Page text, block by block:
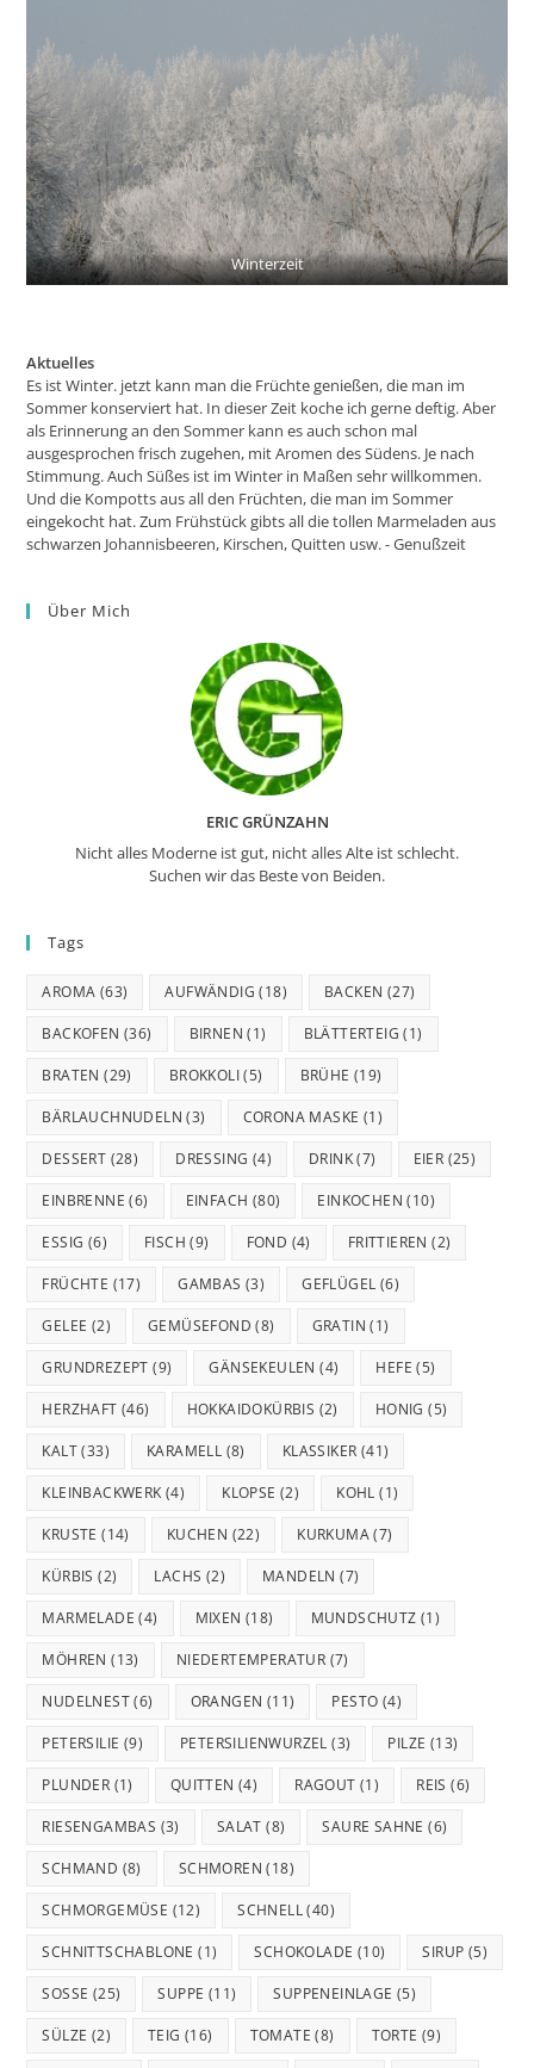
Winterzeit
Aktuelles
Es ist Winter. jetzt kann man die Früchte genießen, die man im
Sommer konserviert hat. In dieser Zeit koche ich gerne deftig. Aber
als Erinnerung an den Sommer kann es auch schon mal
ausgesprochen frisch zugehen, mit Aromen des Südens. Je nach
Stimmung. Auch Süßes ist im Winter in Maßen sehr willkommen.
Und die Kompotts aus all den Früchten, die man im Sommer
eingekocht hat. Zum Frühstück gibts all die tollen Marmeladen aus
schwarzen Johannisbeeren, Kirschen, Quitten usw. - Genußzeit
Über Mich
ERIC GRÜNZAHN
Nicht alles Moderne ist gut, nicht alles Alte ist schlecht.
Suchen wir das Beste von Beiden.
Tags
AROMA (63) AUFWÄNDIG (18) BACKEN (27)
BACKOFEN (36) BIRNEN (1) BLÄTTERTEIG (1)
BRATEN (29) BROKKOLI(5) BRÜHE (19)
BÄRLAUCHNUDELN (3) CORONA MASKE (1)
DESSERT (28) DRESSING (4) DRINK(7) EIER (25)
EINBRENNE (6) EINFACH (80) EINKOCHEN (10)
ESSIG (6) FISCH (9) FOND (4) FRITTIEREN (2)
FRÜCHTE (17) GAMBAS (3) GEFLÜGEL (6)
GELEE (2) GEMÜSEFOND (8) GRATIN (1)
GRUNDREZEPT (9) GÄNSEKEULEN (4) HEFE (5)
HERZHAFT (46) HOKKAIDOKÜRBIS (2) HONIG (5)
KALT(33) KARAMELL (8) KLASSIKER (41)
KLEINBACKWERK (4) KLOPSE (2) KOHL (1)
KRUSTE (14) KUCHEN (22) KURKUMA(7)
KÜRBIS (2) LACHS (2) MANDELN (7)
MARMELADE (4) MIXEN (18) MUNDSCHUTZ (1)
MÖHREN (13) NIEDERTEMPERATUR (7)
NUDELNEST(6) ORANGEN (11) PESTO (4)
PETERSILIE (9) PETERSILIENWURZEL (3) PILZE (13)
PLUNDER (1) QUITTEN (4) RAGOUT (1) REIS (6)
RIESENGAMBAS (3) SALAT (8) SAURE SAHNE (6)
SCHMAND (8) SCHMOREN (18)
SCHMORGEMÜSE (12) SCHNELL(40)
SCHNITTSCHABLONE (1) SCHOKOLADE (10) SIRUP (5)
SOSSE (25) SUPPE (11) SUPPENEINLAGE (5)
SÜLZE (2) TEIG (16) TOMATE (8) TORTE (9)